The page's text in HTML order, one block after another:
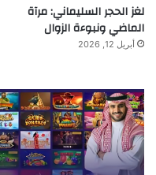
لغز الحجر السليماني: مرآة
الماضي ونبوءة الزوال
أبريل 12, 2026